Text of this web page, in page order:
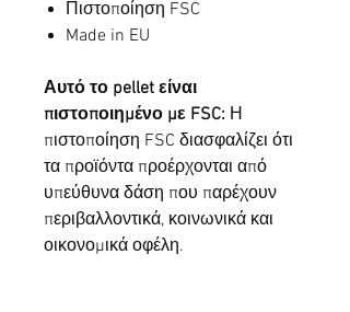
Πιστοποίηση FSC
Made in EU
Αυτό το pellet είναι
πιστοποιημένο με FSC: Η
πιστοποίηση FSC διασφαλίζει ότι
τα προϊόντα προέρχονται από
υπεύθυνα δάση που παρέχουν
περιβαλλοντικά, κοινωνικά και
οικονομικά οφέλη.